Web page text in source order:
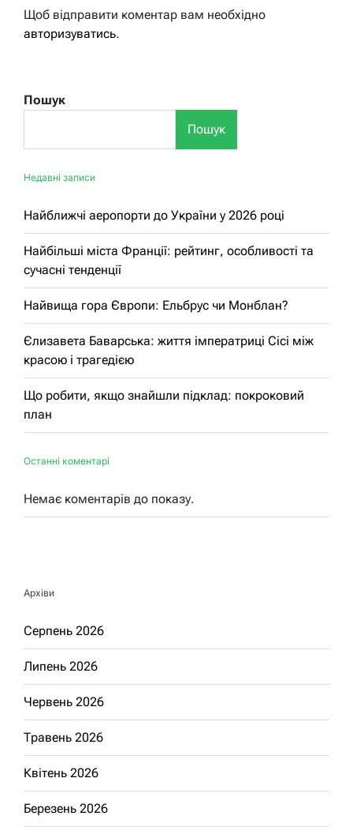
Щоб відправити коментар вам необхідно
авторизуватись.
Пошук
Пошук
Недавні записи
Найближчі аеропорти до України у 2026 році
Найбільші міста Франції: рейтинг, особливості та
сучасні тенденції
Найвища гора Європи: Ельбрус чи Монблан?
Єлизавета Баварська: життя імператриці Сісі між
красою і трагедією
Що робити, якщо знайшли підклад: покроковий
план
Останні коментарі
Немає коментарів до показу.
Архіви
Серпень 2026
Липень 2026
Червень 2026
Травень 2026
Квітень 2026
Березень 2026